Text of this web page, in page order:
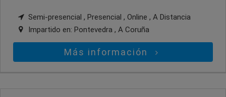
Semi-presencial , Presencial , Online , A Distancia
Impartido en: Pontevedra , A Coruña
Más información